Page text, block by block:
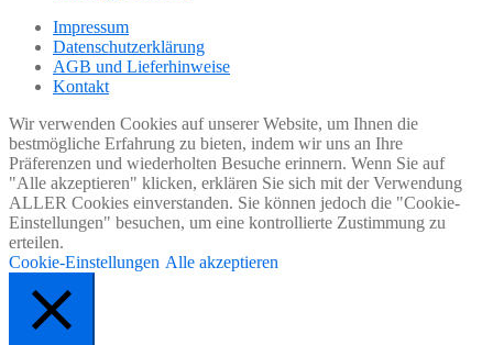
Impressum
Datenschutzerklärung
AGB und Lieferhinweise
Kontakt
Wir verwenden Cookies auf unserer Website, um Ihnen die
bestmögliche Erfahrung zu bieten, indem wir uns an Ihre
Präferenzen und wiederholten Besuche erinnern. Wenn Sie auf
"Alle akzeptieren" klicken, erklären Sie sich mit der Verwendung
ALLER Cookies einverstanden. Sie können jedoch die "Cookie-
Einstellungen" besuchen, um eine kontrollierte Zustimmung zu
erteilen.
Cookie-Einstellungen Alle akzeptieren